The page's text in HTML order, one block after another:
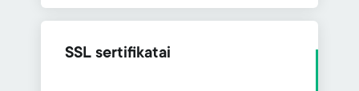
SSL sertifikatai